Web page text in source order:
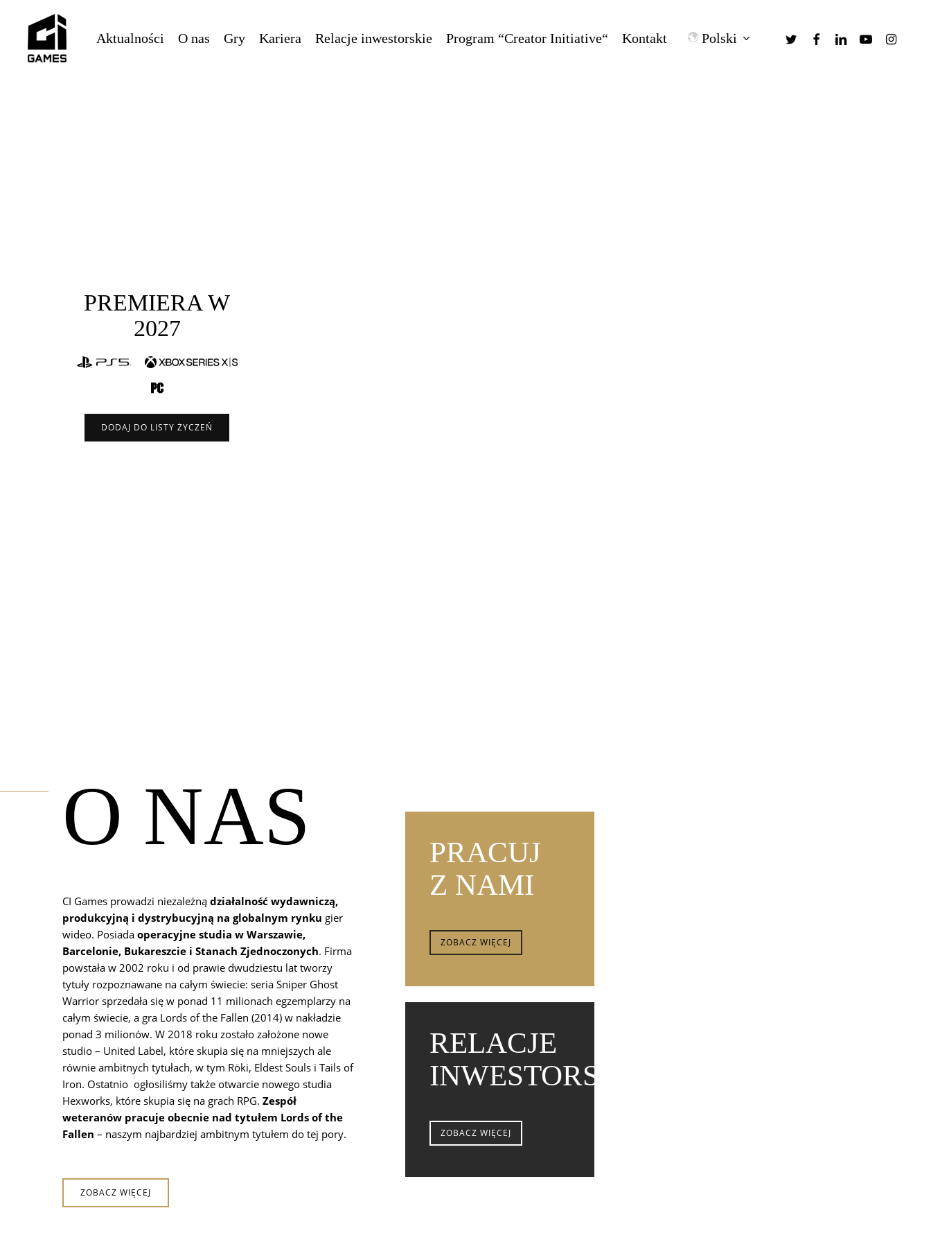
content
Aktualności O nas Gry Kariera Relacje inwestorskie Program “Creator Initiative“ Kontakt Polski twitterfacebooklinkedinyoutube
PREMIERA W
2027
DODAJ DO LISTY ŻYCZEŃ
O NAS
CI Games prowadzi niezależnądziałalność wydawniczą,
produkcyjną i dystrybucyjną na globalnym rynku gier
wideo. Posiadaoperacyjne studia w Warszawie,
Barcelonie, Bukareszcie i Stanach Zjednoczonych. Firma
powstała w 2002 roku i od prawie dwudziestu lat tworzy
tytuły rozpoznawane na całym świecie: seria Sniper Ghost
Warrior sprzedała się w ponad 11 milionach egzemplarzy na
całym świecie, a gra Lords of the Fallen (2014) w nakładzie
ponad 3 milionów. W 2018 roku zostało założone nowe
studio – United Label, które skupia się na mniejszych ale
równie ambitnych tytułach, w tym Röki, Eldest Souls i Tails of
Iron. Ostatnio ogłosiliśmy także otwarcie nowego studia
Hexworks, które skupia się na grach RPG.Zespół
weteranów pracuje obecnie nad tytułem Lords of the
Fallen – naszym najbardziej ambitnym tytułem do tej pory.
ZOBACZ WIĘCEJ
PRACUJ
Z NAMI
ZOBACZ WIĘCEJ
RELACJE
INWESTORSKIE
ZOBACZ WIĘCEJ